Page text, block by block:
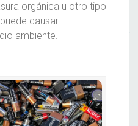
orgánica u otro tipo
causar
ambiente.